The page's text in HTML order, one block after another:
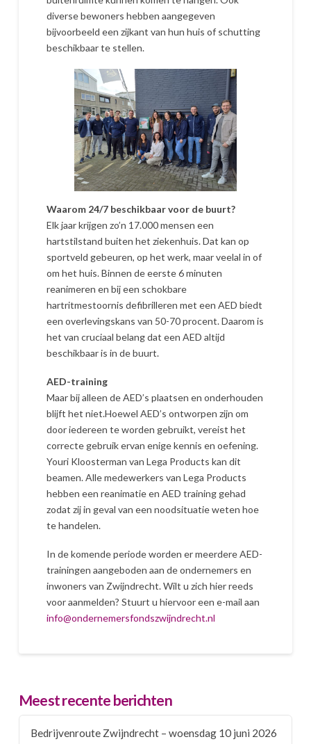
diverse bewoners hebben aangegeven
bijvoorbeeld een zijkant van hun huis of schutting
beschikbaar te stellen.
Waarom 24/7 beschikbaar voor de buurt?
Elk jaar krijgen zo’n 17.000 mensen een
hartstilstand buiten het ziekenhuis. Dat kan op
sportveld gebeuren, op het werk, maar veelal in of
om het huis. Binnen de eerste 6 minuten
reanimeren en bij een schokbare
hartritmestoornis defibrilleren met een AED biedt
een overlevingskans van 50-70 procent. Daarom is
het van cruciaal belang dat een AED altijd
beschikbaar is in de buurt.
AED-training
Maar bij alleen de AED’s plaatsen en onderhouden
blijft het niet.Hoewel AED’s ontworpen zijn om
door iedereen te worden gebruikt, vereist het
correcte gebruik ervan enige kennis en oefening.
Youri Kloosterman van Lega Products kan dit
beamen. Alle medewerkers van Lega Products
hebben een reanimatie en AED training gehad
zodat zij in geval van een noodsituatie weten hoe
te handelen.
In de komende periode worden er meerdere AED-
trainingen aangeboden aan de ondernemers en
inwoners van Zwijndrecht. Wilt u zich hier reeds
voor aanmelden? Stuurt u hiervoor een e-mail aan
info@ondernemersfondszwijndrecht.nl
Meest recente berichten
Bedrijvenroute Zwijndrecht – woensdag 10 juni 2026